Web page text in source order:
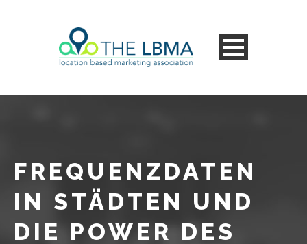
FREQUENZDATEN
IN STÄDTEN UND
DIE POWER DES